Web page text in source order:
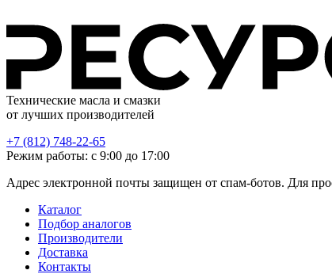
Технические масла и смазки
от лучших производителей
+7 (812) 748-22-65
Режим работы: с 9:00 до 17:00
Адрес электронной почты защищен от спам-ботов. Для
Каталог
Подбор аналогов
Производители
Доставка
Контакты